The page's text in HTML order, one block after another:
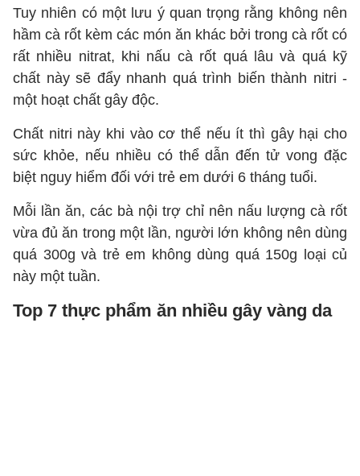
Tuy nhiên có một lưu ý quan trọng rằng không nên
hầm cà rốt kèm các món ăn khác bởi trong cà rốt có
rất nhiều nitrat, khi nấu cà rốt quá lâu và quá kỹ
chất này sẽ đẩy nhanh quá trình biến thành nitri -
một hoạt chất gây độc.
Chất nitri này khi vào cơ thể nếu ít thì gây hại cho
sức khỏe, nếu nhiều có thể dẫn đến tử vong đặc
biệt nguy hiểm đối với trẻ em dưới 6 tháng tuổi.
Mỗi lần ăn, các bà nội trợ chỉ nên nấu lượng cà rốt
vừa đủ ăn trong một lần, người lớn không nên dùng
quá 300g và trẻ em không dùng quá 150g loại củ
này một tuần.
Top 7 thực phẩm ăn nhiều gây vàng da